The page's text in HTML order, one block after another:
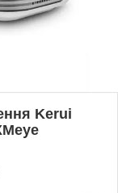
Kerui